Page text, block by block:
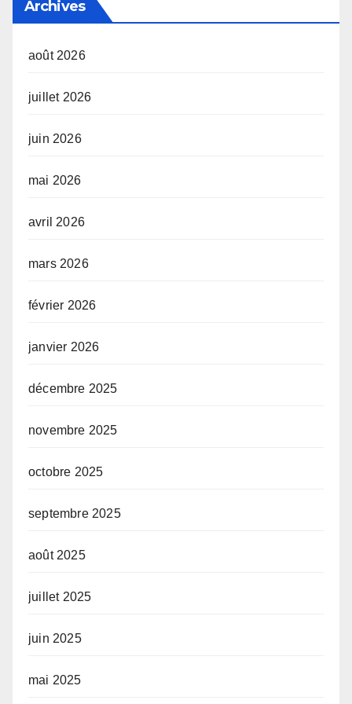
Archives
août 2026
juillet 2026
juin 2026
mai 2026
avril 2026
mars 2026
février 2026
janvier 2026
décembre 2025
novembre 2025
octobre 2025
septembre 2025
août 2025
juillet 2025
juin 2025
mai 2025